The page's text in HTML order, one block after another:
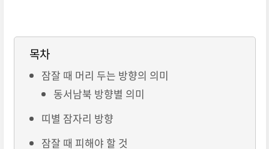
목차
잠잘 때 머리 두는 방향의 의미
동서남북 방향별 의미
띠별 잠자리 방향
잠잘 때 피해야 할 것